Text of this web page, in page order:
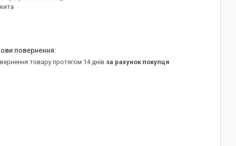
товару протягом 14 днів за рахунок покупця